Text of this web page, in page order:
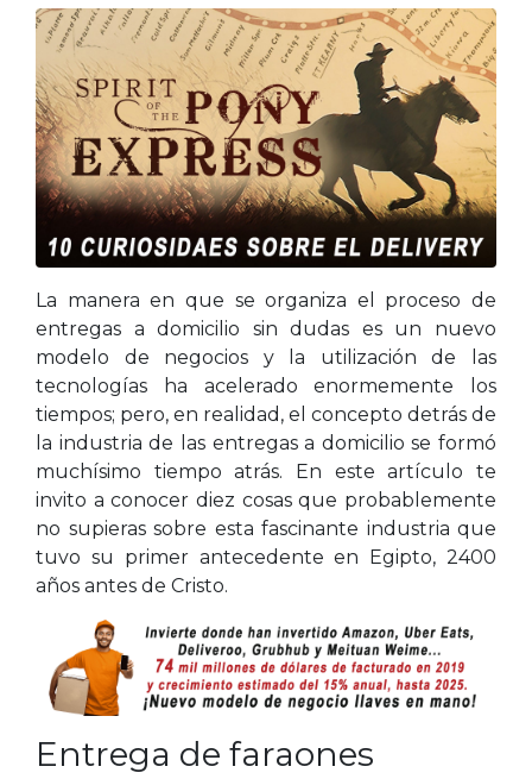
La manera en que se organiza el proceso de
entregas a domicilio sin dudas es un nuevo
modelo de negocios y la utilización de las
tecnologías ha acelerado enormemente los
tiempos; pero, en realidad, el concepto detrás de
la industria de las entregas a domicilio se formó
muchísimo tiempo atrás. En este artículo te
invito a conocer diez cosas que probablemente
no supieras sobre esta fascinante industria que
tuvo su primer antecedente en Egipto, 2400
años antes de Cristo.
Entrega de faraones